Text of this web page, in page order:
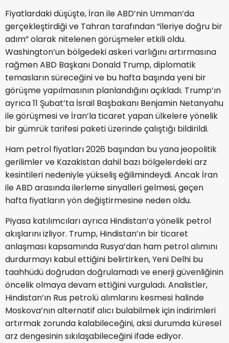
Fiyatlardaki düşüşte, İran ile ABD’nin Umman’da
gerçekleştirdiği ve Tahran tarafından “ileriye doğru bir
adım” olarak nitelenen görüşmeler etkili oldu.
Washington’un bölgedeki askeri varlığını artırmasına
rağmen ABD Başkanı Donald Trump, diplomatik
temasların süreceğini ve bu hafta başında yeni bir
görüşme yapılmasının planlandığını açıkladı. Trump’ın
ayrıca 11 Şubat’ta İsrail Başbakanı Benjamin Netanyahu
ile görüşmesi ve İran’la ticaret yapan ülkelere yönelik
bir gümrük tarifesi paketi üzerinde çalıştığı bildirildi.
Ham petrol fiyatları 2026 başından bu yana jeopolitik
gerilimler ve Kazakistan dahil bazı bölgelerdeki arz
kesintileri nedeniyle yükseliş eğilimindeydi. Ancak İran
ile ABD arasında ilerleme sinyalleri gelmesi, geçen
hafta fiyatların yön değiştirmesine neden oldu.
Piyasa katılımcıları ayrıca Hindistan’a yönelik petrol
akışlarını izliyor. Trump, Hindistan’ın bir ticaret
anlaşması kapsamında Rusya’dan ham petrol alımını
durdurmayı kabul ettiğini belirtirken, Yeni Delhi bu
taahhüdü doğrudan doğrulamadı ve enerji güvenliğinin
öncelik olmaya devam ettiğini vurguladı. Analistler,
Hindistan’ın Rus petrolü alımlarını kesmesi halinde
Moskova’nın alternatif alıcı bulabilmek için indirimleri
artırmak zorunda kalabileceğini, aksi durumda küresel
arz dengesinin sıkılaşabileceğini ifade ediyor.